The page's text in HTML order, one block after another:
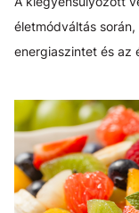
életmódváltás
energiaszintet és az